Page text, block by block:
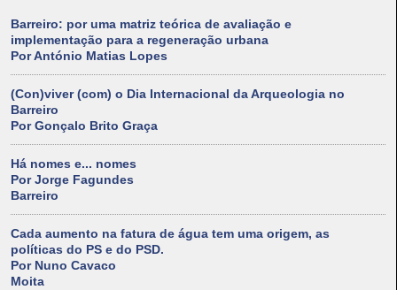
Barreiro: por uma matriz teórica de avaliação e
implementação para a regeneração urbana
Por António Matias Lopes
(Con)viver (com) o Dia Internacional da Arqueologia no
Barreiro
Por Gonçalo Brito Graça
Há nomes e... nomes
Por Jorge Fagundes
Barreiro
Cada aumento na fatura de água tem uma origem, as
políticas do PS e do PSD.
Por Nuno Cavaco
Moita